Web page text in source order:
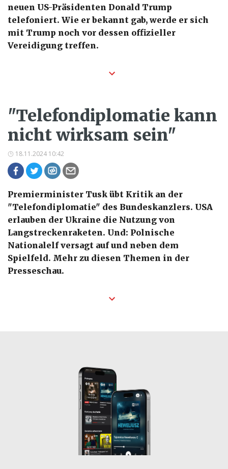
neuen US-Präsidenten Donald Trump
telefoniert. Wie er bekannt gab, werde er sich
mit Trump noch vor dessen offizieller
Vereidigung treffen.
"Telefondiplomatie kann
nicht wirksam sein"
18.11.2024 10:42
Premierminister Tusk übt Kritik an der
"Telefondiplomatie" des Bundeskanzlers. USA
erlauben der Ukraine die Nutzung von
Langstreckenraketen. Und: Polnische
Nationalelf versagt auf und neben dem
Spielfeld. Mehr zu diesen Themen in der
Presseschau.